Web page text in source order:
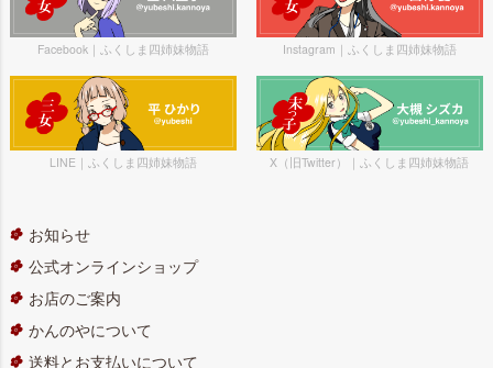
Facebook｜ふくしま四姉妹物語 Instagram｜ふくしま四姉妹物語
LINE｜ふくしま四姉妹物語 X（旧Twitter）｜ふくしま四姉妹物語
お知らせ
公式オンラインショップ
お店のご案内
かんのやについて
送料とお支払いについて